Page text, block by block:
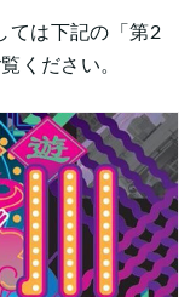
ては下記の「第2
ください。